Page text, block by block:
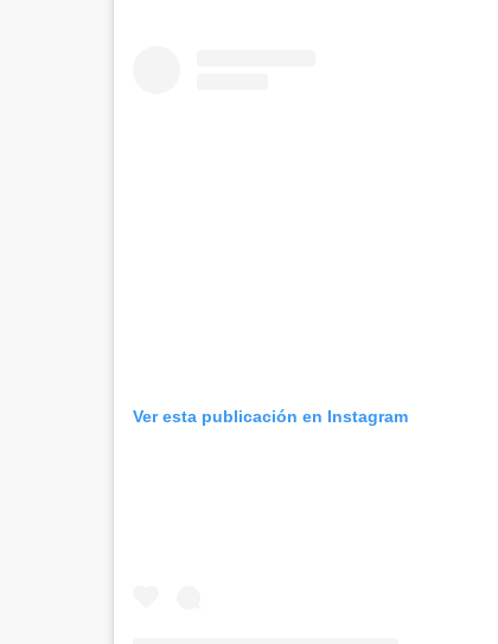
Ver esta publicación en Instagram